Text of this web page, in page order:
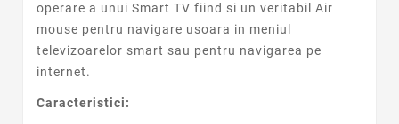
operare a unui Smart TV fiind si un veritabil Air
mouse pentru navigare usoara in meniul
televizoarelor smart sau pentru navigarea pe
internet.
Caracteristici: